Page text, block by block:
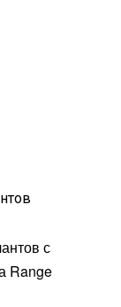
с
Range